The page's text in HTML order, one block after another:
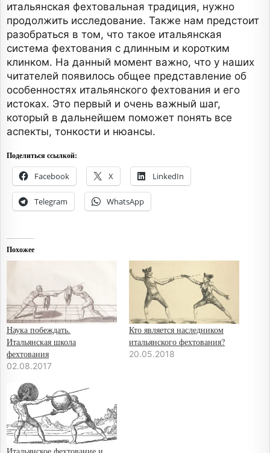
итальянская фехтовальная традиция, нужно
продолжить исследование. Также нам предстоит
разобраться в том, что такое итальянская
система фехтования с длинным и коротким
клинком. На данный момент важно, что у наших
читателей появилось общее представление об
особенностях итальянского фехтования и его
истоках. Это первый и очень важный шаг,
который в дальнейшем поможет понять все
аспекты, тонкости и нюансы.
Поделиться ссылкой:
Facebook X LinkedIn
Telegram WhatsApp
Похожее
Наука побеждать.
Итальянская школа
фехтования
02.08.2017
Кто является наследником
итальянского фехтования?
20.05.2018